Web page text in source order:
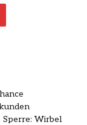
Wirbel